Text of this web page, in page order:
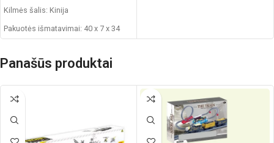
Kilmės šalis: Kinija
Pakuotės išmatavimai: 40 x 7 x 34
cm
Dalių skaičius: 19
Rekomenduojamas amžius: nuo 5
Elementai: 2 x AA (nepridedamos)
Panašūs produktai